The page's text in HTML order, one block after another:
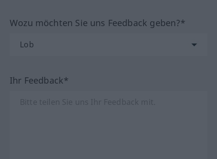
Wozu möchten Sie uns Feedback geben?*
Ihr Feedback*